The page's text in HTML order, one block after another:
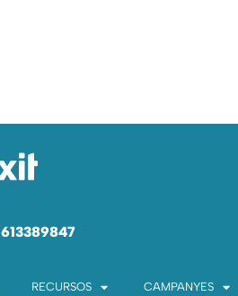
613389847
RECURSOS CAMPANYES